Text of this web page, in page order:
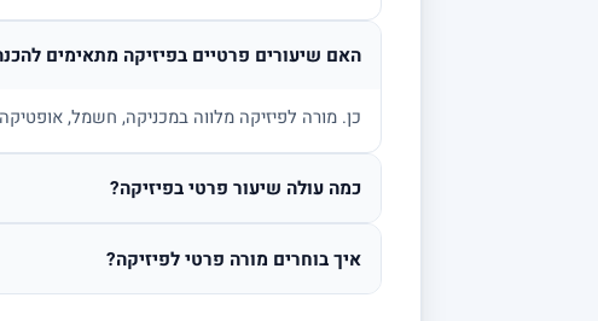
האם שיעורים פרטיים בפיזיקה מתאימים
כן. מורה לפיזיקה מלווה במכניקה, חשמל,
כמה עולה שיעור פרטי בפיזיקה?
איך בוחרים מורה פרטי לפיזיקה?